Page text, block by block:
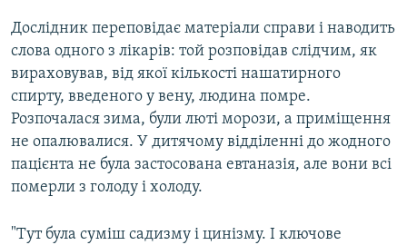
Дослідник переповідає матеріали справи і наводить
слова одного з лікарів: той розповідав слідчим, як
вираховував, від якої кількості нашатирного
спирту, введеного у вену, людина помре.
Розпочалася зима, були люті морози, а приміщення
не опалювалися. У дитячому відділенні до жодного
пацієнта не була застосована евтаназія, але вони всі
померли з голоду і холоду.
"Тут була суміш садизму і цинізму. І ключове